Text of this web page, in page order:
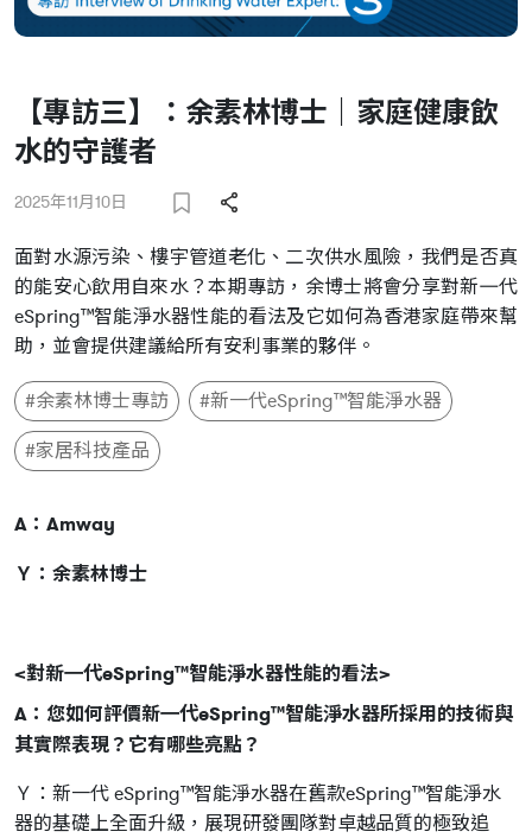
【專訪三】：余素林博士｜家庭健康飲
水的守護者
2025年11月10日
面對水源污染、樓宇管道老化、二次供水風險，我們是否真
的能安心飲用自來水？本期專訪，余博士將會分享對新㇐代
eSpring™智能淨水器性能的看法及它如何為香港家庭帶來幫
助，並會提供建議給所有安利事業的夥伴。
#余素林博士專訪
#新一代eSpring™智能淨水器
#家居科技產品
A：Amway
Ｙ：余素林博士
<對新㇐代eSpring™智能淨水器性能的看法>
A：您如何評價新㇐代eSpring™智能淨水器所採用的技術與
其實際表現？它有哪些亮點？
Ｙ：新一代 eSpring™智能淨水器在舊款eSpring™智能淨水
器的基礎上全面升級，展現研發團隊對卓越品質的極致追